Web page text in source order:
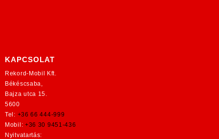
KAPCSOLAT
Rekord-Mobil Kft.
Békéscsaba,
Bajza utca 15.
5600
Tel: +36 66 444-999
Mobil: +36 30 9451-436
Nyitvatartás: